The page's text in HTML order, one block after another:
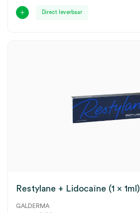
Direct leverbaar
Restylane + Lidocaïne (1 x 1ml)
GALDERMA